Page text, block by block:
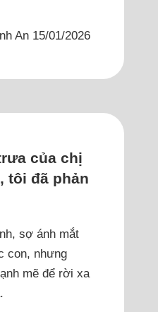
An 15/01/2026
của chị
tôi đã phản
sợ ánh mắt
con, nhưng
mẽ để rời xa